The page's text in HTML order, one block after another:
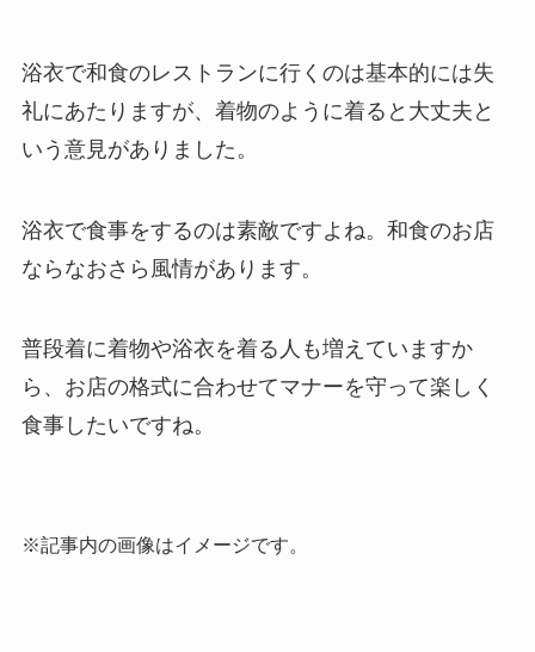
浴衣で和食のレストランに行くのは基本的には失
礼にあたりますが、 着物のように着ると大丈夫と
いう意見がありました。
浴衣で食事をするのは素敵ですよね。 和食のお店
ならなおさら風情があります。
普段着に着物や浴衣を着る人も増えていますか
ら、 お店の格式に合わせてマナーを守って楽しく
食事したいですね。
※記事内の画像はイメージです。